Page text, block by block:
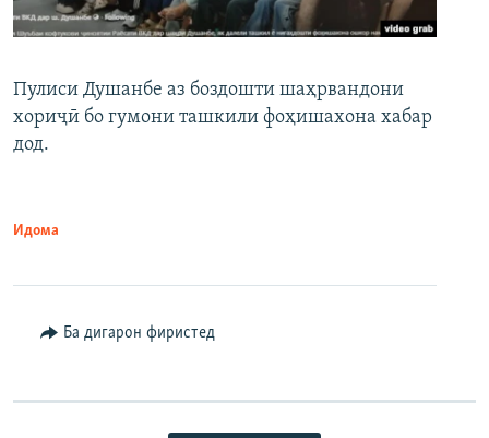
Пулиси Душанбе аз боздошти шаҳрвандони
хориҷӣ бо гумони ташкили фоҳишахона хабар
дод.
Идома
Ба дигарон фиристед